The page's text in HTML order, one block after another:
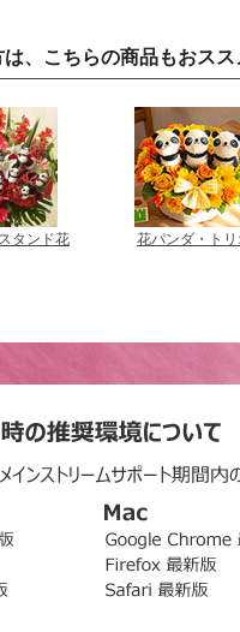
、こちらの商品もおスス
タンド花 花パンダ・ト